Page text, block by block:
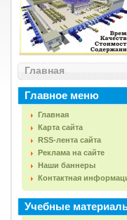
Главная
Главное меню
Главная
Карта сайта
RSS-лента сайта
Реклама на сайте
Наши баннеры
Контактная
Учебные